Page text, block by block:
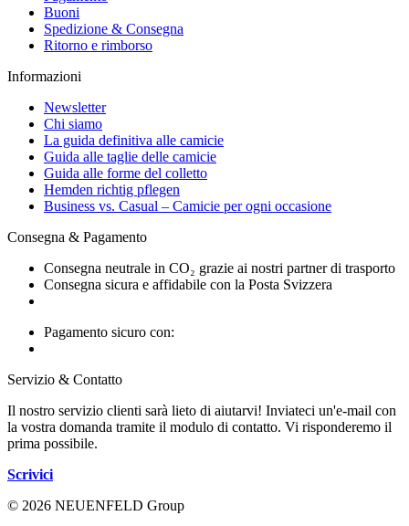
Buoni
Spedizione & Consegna
Ritorno e rimborso
Informazioni
Newsletter
Chi siamo
La guida definitiva alle camicie
Guida alle taglie delle camicie
Guida alle forme del colletto
Hemden richtig pflegen
Business vs. Casual – Camicie per ogni occasione
Consegna & Pagamento
Consegna neutrale in CO₂ grazie ai nostri partner di trasporto
Consegna sicura e affidabile con la Posta Svizzera
Pagamento sicuro con:
Servizio & Contatto
Il nostro servizio clienti sarà lieto di aiutarvi! Inviateci un'e-mail con
la vostra domanda tramite il modulo di contatto. Vi risponderemo il
prima possibile.
Scrivici
© 2026 NEUENFELD Group